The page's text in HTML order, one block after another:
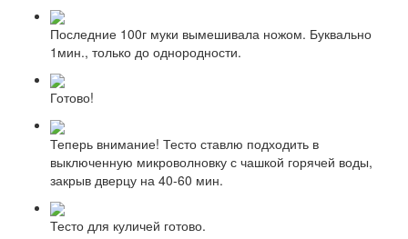
Последние 100г муки вымешивала ножом. Буквально
1мин., только до однородности.
Готово!
Теперь внимание! Тесто ставлю подходить в
выключенную микроволновку с чашкой горячей воды,
закрыв дверцу на 40-60 мин.
Тесто для куличей готово.